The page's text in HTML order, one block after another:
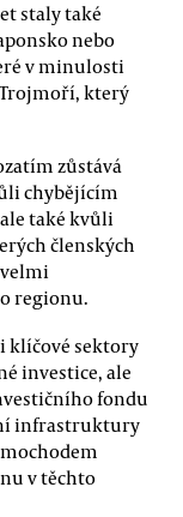
staly také
nebo
v minulosti
který
zůstává
chybějícím
také kvůli
členských
regionu.
klíčové sektory
investice, ale
fondu
infrastruktury
v těchto